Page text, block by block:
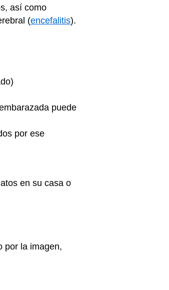
así como
(encefalitis).
puede
por ese
en su casa o
por la imagen,